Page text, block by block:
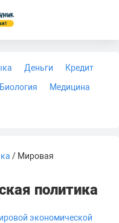
Деньги
Кредит
Биология
Медицина
/ Мировая
политика
экономической